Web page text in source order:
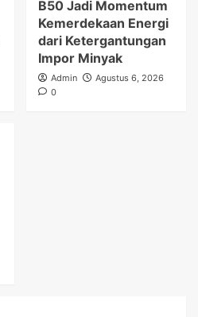
B50 Jadi Momentum
Kemerdekaan Energi
dari Ketergantungan
Impor Minyak
Admin
Agustus 6, 2026
0